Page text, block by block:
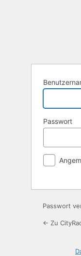
Passwort
Passwort
← Zu